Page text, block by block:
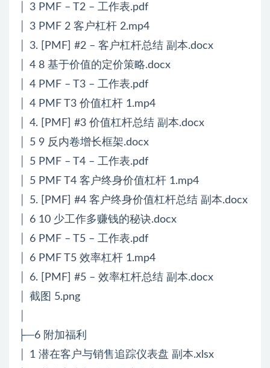
│ 3 PMF – T2 – 工作表.pdf
│ 3 PMF 2 客户杠杆 2.mp4
│ 3. [PMF] #2 – 客户杠杆总结 副本.docx
│ 4 8 基于价值的定价策略.docx
│ 4 PMF – T3 – 工作表.pdf
│ 4 PMF T3 价值杠杆 1.mp4
│ 4. [PMF] #3 价值杠杆总结 副本.docx
│ 5 9 反内卷增长框架.docx
│ 5 PMF – T4 – 工作表.pdf
│ 5 PMF T4 客户终身价值杠杆 1.mp4
│ 5. [PMF] #4 客户终身价值杠杆总结 副本.docx
│ 6 10 少工作多赚钱的秘诀.docx
│ 6 PMF – T5 – 工作表.pdf
│ 6 PMF T5 效率杠杆 1.mp4
│ 6. [PMF] #5 – 效率杠杆总结 副本.docx
│ 截图 5.png
├─6 附加福利
│ 1 潜在客户与销售追踪仪表盘 副本.xlsx